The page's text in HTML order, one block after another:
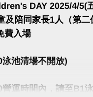
DAY 2025/4/5(
及陪同家長1人（第二
費入場
池清場不開放)
營運時間內，請至B1